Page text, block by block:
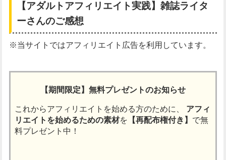
【アダルトアフィリエイト実践】雑誌ライタ
ーさんのご感想
※当サイトではアフィリエイト広告を利用しています。
【期間限定】無料プレゼントのお知らせ
これからアフィリエイトを始める方のために、
アフィ
リエイトを始めるための素材を 【再配布権付き】 で無
料プレゼント中！